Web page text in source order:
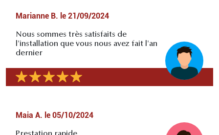
Marianne B. le 21/09/2024
Nous sommes très satisfaits de
l'installation que vous nous avez fait l'an
dernier
Maia A. le 05/10/2024